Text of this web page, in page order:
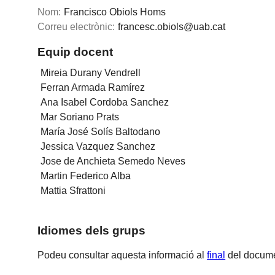
Nom: Francisco Obiols Homs
Correu electrònic: francesc.obiols@uab.cat
Equip docent
Mireia Durany Vendrell
Ferran Armada Ramírez
Ana Isabel Cordoba Sanchez
Mar Soriano Prats
María José Solís Baltodano
Jessica Vazquez Sanchez
Jose de Anchieta Semedo Neves
Martin Federico Alba
Mattia Sfrattoni
Idiomes dels grups
Podeu consultar aquesta informació alfinal del